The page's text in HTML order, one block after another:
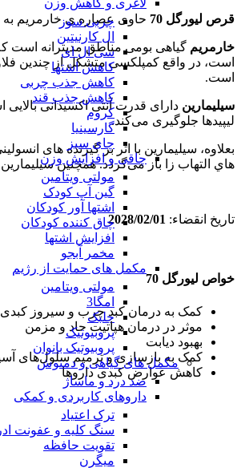
لاغری و کاهش وزن
چربی سوز
ال کارنیتین
سی ال ای
کاهش اشتها
کاهش جذب چربی
کاهش جذب قند
کروم
گارسینیا
چای سبز
چاقی و افزایش وزن
مولتی ویتامین
گین آپ کودک
اشتها آور کودکان
چاق کننده کودکان
افزایش اشتها
مخمر آبجو
مکمل های حمایت از رژیم
مولتی ویتامین
امگا3
جلبک
پروبیوتیک
پروبیوتیک بانوان
مکمل های گیاهی و دمنوش
ضد درد و ماساژ
داروهای کاربردی و کمکی
ترک اعتیاد
سنگ کلیه و عفونت
تقویت حافظه
میگرن
قرص لیورگل 70 حاوی عصاره‌ ی خارمریم
خارمریم گیاهی بومی مناطق مدیترانه است
است، در واقع کمپلکسی متشكل از چندین
است.
سیلیمارین دارای قدرت آنتی اکسیدانی
لیپیدها جلوگیری می‌کند.
هاي التهاب زا باز می‌گردد. همچنین
تاریخ انقضاء:
خواص لیورگل 70
کمک به درمان کبد چرب و سیروز کبدی
موثر در درمان هپاتیت حاد و مزمن
بهبود دیابت
کمک به بازسازی و ترمیم سلول‌های
کاهش عوارض کبدی داروها